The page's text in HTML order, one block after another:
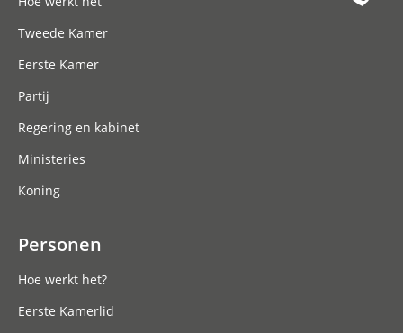
Tweede Kamer
Eerste Kamer
Partij
Regering en kabinet
Ministeries
Koning
Personen
Hoe werkt het?
Eerste Kamerlid